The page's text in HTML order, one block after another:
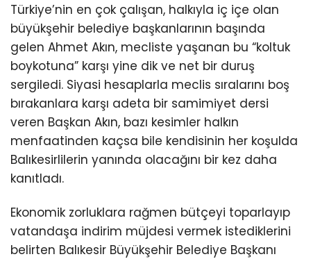
Türkiye’nin en çok çalışan, halkıyla iç içe olan
büyükşehir belediye başkanlarının başında
gelen Ahmet Akın, mecliste yaşanan bu “koltuk
boykotuna” karşı yine dik ve net bir duruş
sergiledi. Siyasi hesaplarla meclis sıralarını boş
bırakanlara karşı adeta bir samimiyet dersi
veren Başkan Akın, bazı kesimler halkın
menfaatinden kaçsa bile kendisinin her koşulda
Balıkesirlilerin yanında olacağını bir kez daha
kanıtladı.
Ekonomik zorluklara rağmen bütçeyi toparlayıp
vatandaşa indirim müjdesi vermek istediklerini
belirten Balıkesir Büyükşehir Belediye Başkanı